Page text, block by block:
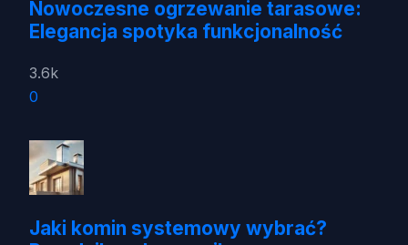
Nowoczesne ogrzewanie tarasowe:
Elegancja spotyka funkcjonalność
3.6k
0
Jaki komin systemowy wybrać?